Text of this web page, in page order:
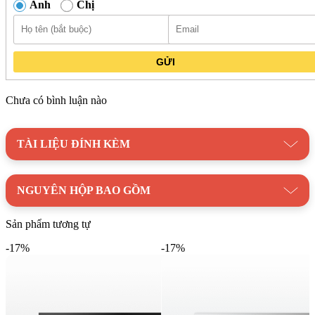
Lò vi sóng Malloca MW-820 ECO
Sản phẩm này là một thiết bị 2 trong 1, kết hợp cả chức năng vi
Anh Chị
GỬI
Chưa có bình luận nào
TÀI LIỆU ĐÍNH KÈM
NGUYÊN HỘP BAO GỒM
Sản phẩm tương tự
-17%
-17%